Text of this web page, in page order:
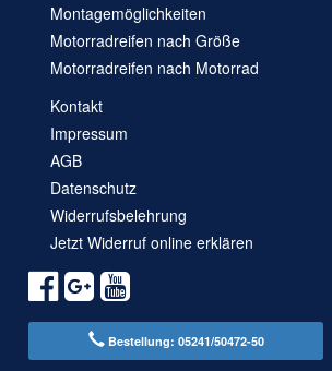
Montagemöglichkeiten
Motorradreifen nach Größe
Motorradreifen nach Motorrad
Kontakt
Impressum
AGB
Datenschutz
Widerrufsbelehrung
Jetzt Widerruf online erklären
Bestellung: 05241/50472-50